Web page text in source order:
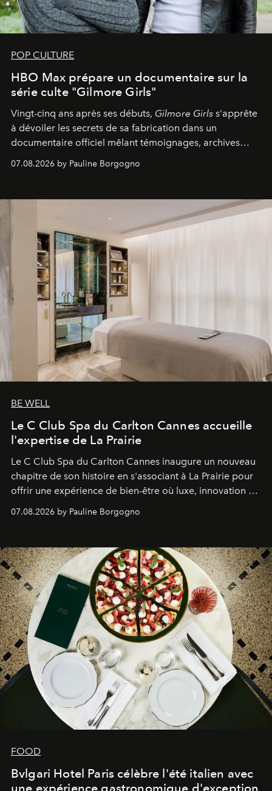
POP CULTURE
HBO Max prépare un documentaire sur la
série culte "Gilmore Girls"
Vingt-cinq ans après ses débuts, Gilmore Girls s'apprête
à dévoiler les secrets de sa fabrication dans un
documentaire officiel mêlant témoignages, archives
générationnel.
07.08.2026 by Pauline Borgogno
BE WELL
Le C Club Spa du Carlton Cannes accueille
l'expertise de La Prairie
Le C Club Spa du Carlton Cannes inaugure un nouveau
chapitre de son histoire en s'associant à La Prairie pour
offrir une expérience de bien-être où luxe, innovation et
07.08.2026 by Pauline Borgogno
FOOD
Bvlgari Hotel Paris célèbre l'été italien avec
une expérience gastronomique d'exception